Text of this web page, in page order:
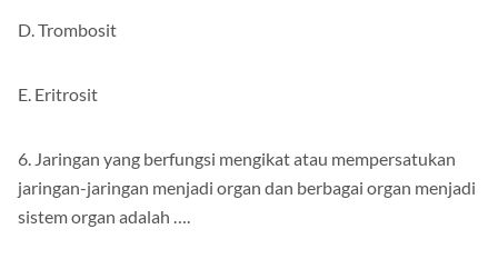
D. Trombosit
E. Eritrosit
6. Jaringan yang berfungsi mengikat atau mempersatukan
jaringan-jaringan menjadi organ dan berbagai organ menjadi
sistem organ adalah ….